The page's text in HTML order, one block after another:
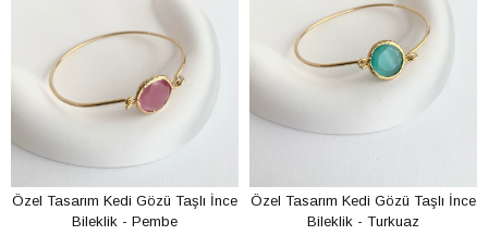
Özel Tasarım Kedi Gözü Taşlı İnce
Bileklik - Pembe
Özel Tasarım Kedi Gözü Taşlı İnce
Bileklik - Turkuaz